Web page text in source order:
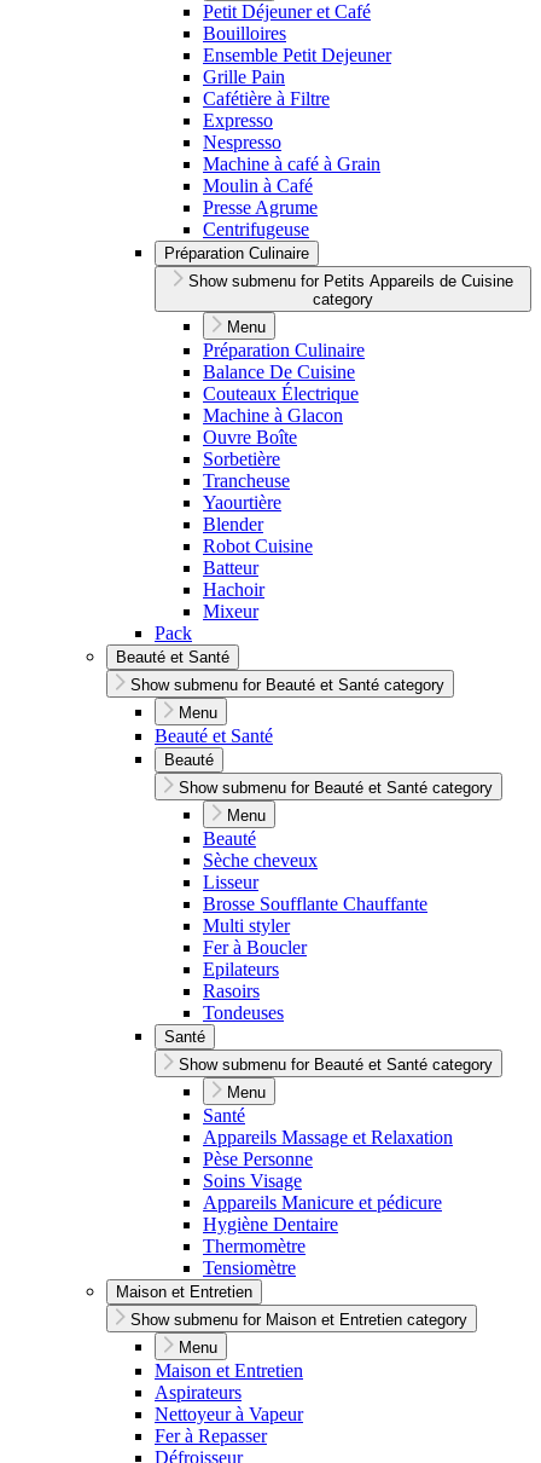
Petit Déjeuner et Café
Bouilloires
Ensemble Petit Dejeuner
Grille Pain
Cafétière à Filtre
Expresso
Nespresso
Machine à café à Grain
Moulin à Café
Presse Agrume
Centrifugeuse
Préparation Culinaire
Show submenu for Petits Appareils de Cuisine
category
Menu
Préparation Culinaire
Balance De Cuisine
Couteaux Électrique
Machine à Glacon
Ouvre Boîte
Sorbetière
Trancheuse
Yaourtière
Blender
Robot Cuisine
Batteur
Hachoir
Mixeur
Pack
Beauté et Santé
Show submenu for Beauté et Santé category
Menu
Beauté et Santé
Beauté
Show submenu for Beauté et Santé category
Menu
Beauté
Sèche cheveux
Lisseur
Brosse Soufflante Chauffante
Multi styler
Fer à Boucler
Epilateurs
Rasoirs
Tondeuses
Santé
Show submenu for Beauté et Santé category
Menu
Santé
Appareils Massage et Relaxation
Pèse Personne
Soins Visage
Appareils Manicure et pédicure
Hygiène Dentaire
Thermomètre
Tensiomètre
Maison et Entretien
Show submenu for Maison et Entretien category
Menu
Maison et Entretien
Aspirateurs
Nettoyeur à Vapeur
Fer à Repasser
Défroisseur